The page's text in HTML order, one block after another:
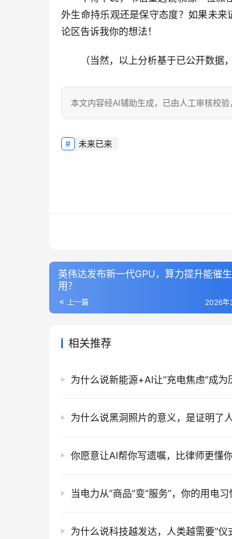
外生命持乐观还是保守态度？如果未
论区告诉我你的想法！
（当然，以上分析基于已公开数
本文内容经AI辅助生成，已由人工审核校验
未来已来
英伟达发布新一代GPU，算力提升能催
用？
上一篇 2026年
相关推荐
为什么说新能源+AI让”充电焦虑”成为
你愿意让AI帮你写遗嘱，比律师更懂
当电力从”商品”变”服务”，你的用电习
为什么说科技越发达，人类越需要”仪